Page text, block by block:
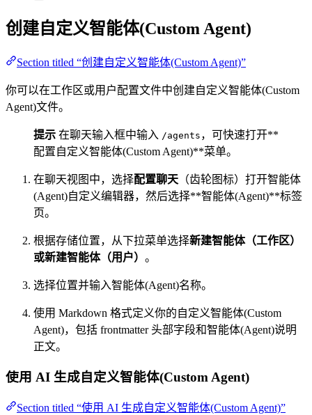
创建自定义智能体(Custom Agent)
Section titled “创建自定义智能体(Custom Agent)”
你可以在工作区或用户配置文件中创建自定义智能体(Custom
Agent)文件。
提示 在聊天输入框中输入 /agents ，可快速打开**
配置自定义智能体(Custom Agent)**菜单。
在聊天视图中，选择配置聊天 （齿轮图标）打开智能体
(Agent)自定义编辑器，然后选择**智能体(Agent)**标签
页。
根据存储位置，从下拉菜单选择新建智能体（工作区）
或新建智能体（用户） 。
选择位置并输入智能体(Agent)名称。
使用 Markdown 格式定义你的自定义智能体(Custom
Agent)，包括 frontmatter 头部字段和智能体(Agent)说明
正文。
使用 AI 生成自定义智能体(Custom Agent)
Section titled “使用 AI 生成自定义智能体(Custom Agent)”